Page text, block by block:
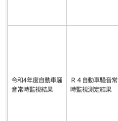
令和4年度自動車騒
音常時監視結果
Ｒ４自動車騒音常
時監視測定結果